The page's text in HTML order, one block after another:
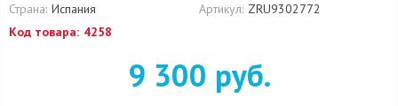
Страна: Испания Артикул: ZRU9302772
Код товара: 4258
9 300 руб.